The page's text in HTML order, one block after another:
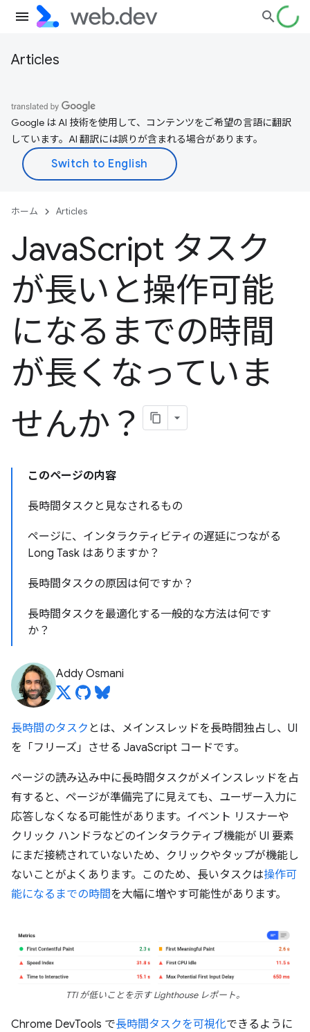
Articles
Google は AI 技術を使用して、コンテンツをご希望の言語に翻訳
しています。AI 翻訳には誤りが含まれる場合があります。
ホーム Articles
JavaScript タスク
が長いと操作可能
になるまでの時間
が長くなっていま
せんか？
このページの内容
長時間タスクと見なされるもの
ページに、インタラクティビティの遅延につながる
Long Task はありますか？
長時間タスクの原因は何ですか？
長時間タスクを最適化する一般的な方法は何です
か？
Addy Osmani
長時間のタスク とは、メインスレッドを長時間独占し、UI
を「フリーズ」させる JavaScript コードです。
ページの読み込み中に長時間タスクがメインスレッドを占
有すると、ページが準備完了に見えても、ユーザー入力に
応答しなくなる可能性があります。イベント リスナーや
クリック ハンドラなどのインタラクティブ機能が UI 要素
にまだ接続されていないため、クリックやタップが機能し
ないことがよくあります。このため、長いタスクは操作可
能になるまでの時間を大幅に増やす可能性があります。
TTI が低いことを示す Lighthouse レポート。
Chrome DevTools で長時間タスクを可視化できるように